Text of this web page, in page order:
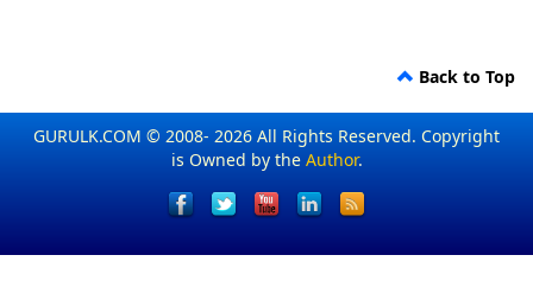
Back to Top
GURULK.COM © 2008- 2026 All Rights Reserved. Copyright
is Owned by the Author.